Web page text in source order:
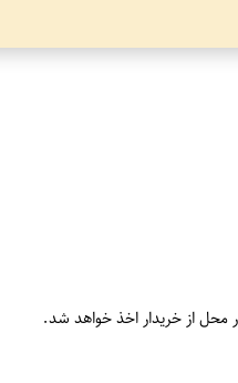
محل از خریدار اخذ خواهد شد.